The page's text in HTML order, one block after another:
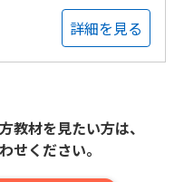
詳細を見る
教材を見たい方は、
せください。